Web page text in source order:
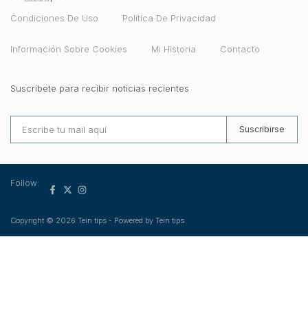
Condiciones De Uso Política De Privacidad
Información Sobre Cookies Mi Historia Contacto
Suscríbete para recibir noticias recientes
Suscribirse
Copyright © 2026 Tein tips - Powered by Tein tips
Follow: